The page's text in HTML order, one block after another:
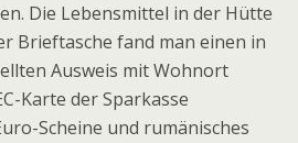
Die Lebensmittel in der Hütte
Brieftasche fand man einen in
Ausweis mit Wohnort
Karte der Sparkasse
Scheine und rumänisches